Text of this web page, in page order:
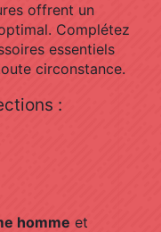
offrent un
Complétez
essentiels
circonstance.
:
homme et